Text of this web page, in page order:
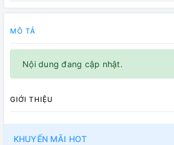
MÔ TẢ
Nội dung đang cập nhật.
GIỚI THIỆU
KHUYẾN MÃI HOT